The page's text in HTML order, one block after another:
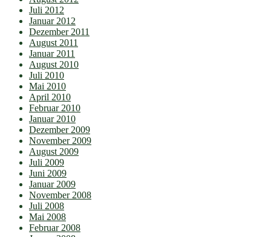
Juli 2012
Januar 2012
Dezember 2011
August 2011
Januar 2011
August 2010
Juli 2010
Mai 2010
April 2010
Februar 2010
Januar 2010
Dezember 2009
November 2009
August 2009
Juli 2009
Juni 2009
Januar 2009
November 2008
Juli 2008
Mai 2008
Februar 2008